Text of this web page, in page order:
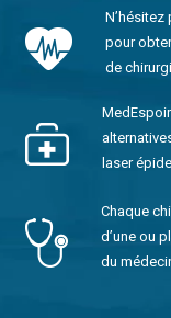
pour
de
laser
Chaque
d’une ou
du